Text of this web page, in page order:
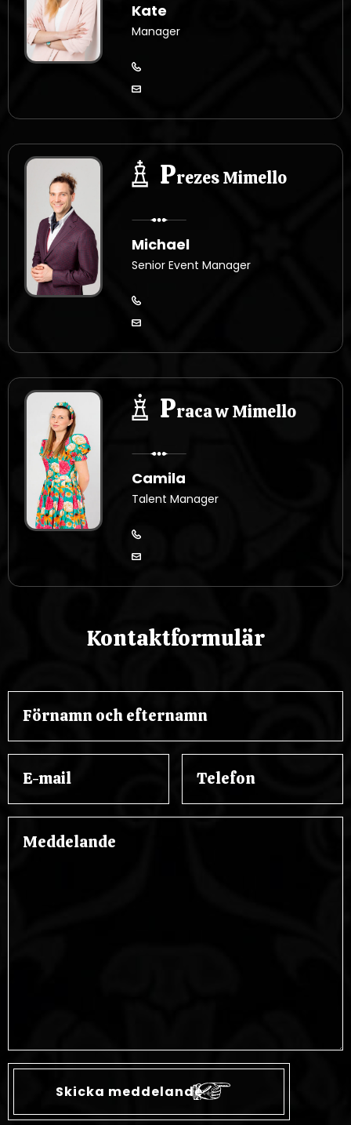
Kate
Manager
Prezes Mimello
Michael
Senior Event Manager
Praca w Mimello
Camila
Talent Manager
Kontaktformulär